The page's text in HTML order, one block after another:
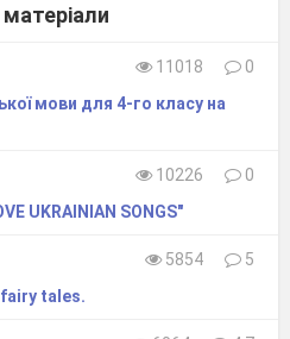
11018
0
мови для 4-го класу на
10226
0
UKRAINIAN SONGS"
5854
5
tales.